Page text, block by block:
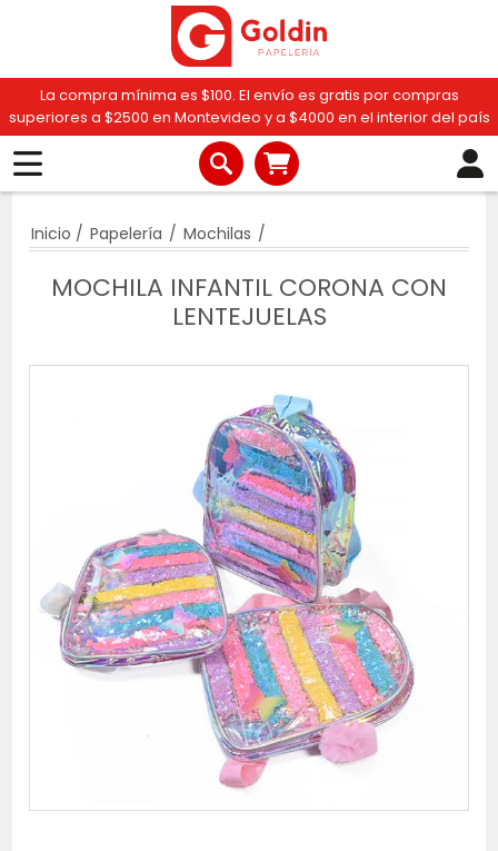
La compra mínima es $100. El envío es gratis por compras
superiores a $2500 en Montevideo y a $4000 en el interior del país
Inicio / Papelería / Mochilas /
MOCHILA INFANTIL CORONA CON
LENTEJUELAS